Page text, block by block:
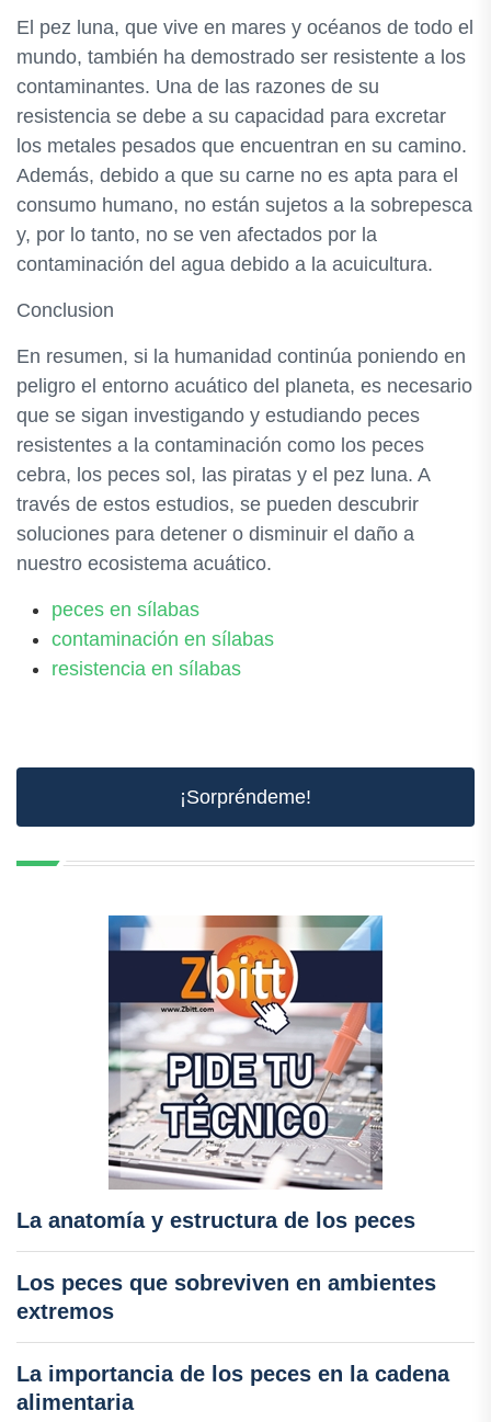
El pez luna, que vive en mares y océanos de todo el
mundo, también ha demostrado ser resistente a los
contaminantes. Una de las razones de su
resistencia se debe a su capacidad para excretar
los metales pesados que encuentran en su camino.
Además, debido a que su carne no es apta para el
consumo humano, no están sujetos a la sobrepesca
y, por lo tanto, no se ven afectados por la
contaminación del agua debido a la acuicultura.
Conclusion
En resumen, si la humanidad continúa poniendo en
peligro el entorno acuático del planeta, es necesario
que se sigan investigando y estudiando peces
resistentes a la contaminación como los peces
cebra, los peces sol, las piratas y el pez luna. A
través de estos estudios, se pueden descubrir
soluciones para detener o disminuir el daño a
nuestro ecosistema acuático.
peces en sílabas
contaminación en sílabas
resistencia en sílabas
¡Sorpréndeme!
La anatomía y estructura de los peces
Los peces que sobreviven en ambientes
extremos
La importancia de los peces en la cadena
alimentaria